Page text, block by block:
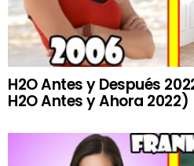
H2O Antes y Después
H2O Antes y Ahora 2022)